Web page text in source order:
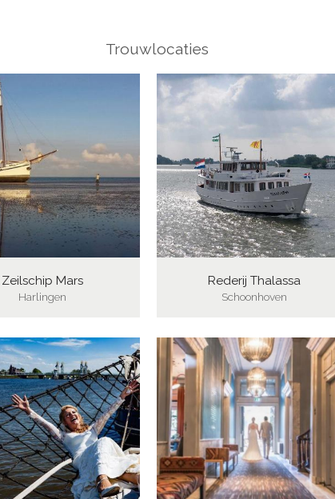
Trouwlocaties
Zeilschip Mars
Harlingen
Rederij Thalassa
Schoonhoven